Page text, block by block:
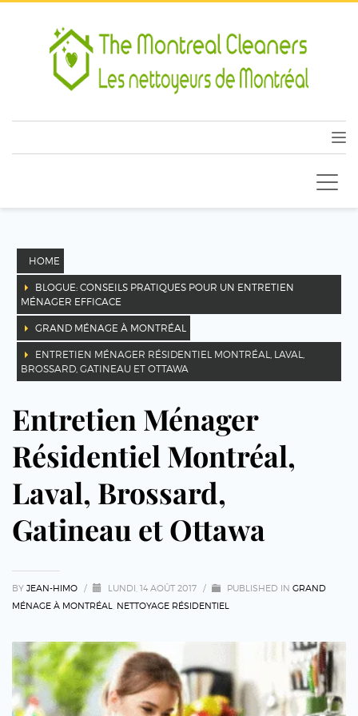
HOME
BLOGUE: CONSEILS PRATIQUES POUR UN ENTRETIEN
MÉNAGER EFFICACE
GRAND MÉNAGE À MONTRÉAL
ENTRETIEN MÉNAGER RÉSIDENTIEL MONTRÉAL, LAVAL,
BROSSARD, GATINEAU ET OTTAWA
Entretien Ménager
Résidentiel Montréal,
Laval, Brossard,
Gatineau et Ottawa
BY JEAN-HIMO / LUNDI, 14 AOÛT 2017 / PUBLISHED IN GRAND
MÉNAGE À MONTRÉAL
NETTOYAGE RÉSIDENTIEL